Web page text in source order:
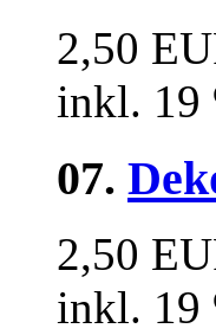
2,50
inkl. 19
07.
2,50
inkl. 19